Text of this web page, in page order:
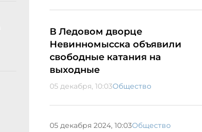
В Ледовом дворце
Невинномысска объявили
свободные катания на
выходные
05 декабря, 10:03Общество
05 декабря 2024, 10:03Общество